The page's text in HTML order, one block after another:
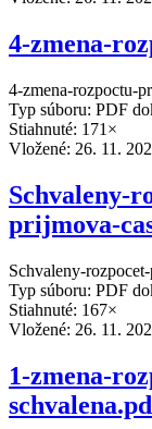
4-zmena-
4-zmena-rozpoctu-
Typ súboru: PDF
Stiahnuté: 171×
Vložené: 26. 11.
Schvaleny-
prijmova-
Schvaleny-
Typ súboru: PDF
Stiahnuté: 167×
Vložené: 26. 11.
1-zmena-